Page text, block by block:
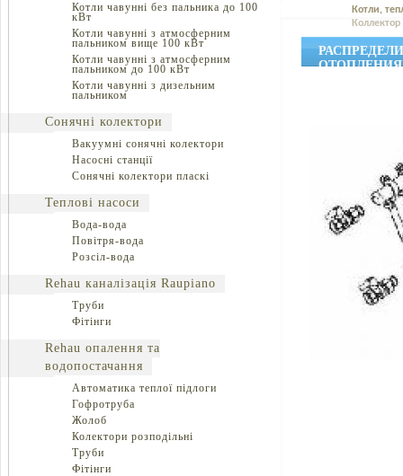
Котли чавунні без пальника до 100
кВт
Котли чавунні з атмосферним
пальником вище 100 кВт
Котли чавунні з атмосферним
пальником до 100 кВт
Котли чавунні з дизельним
пальником
Сонячні колектори
Вакуумні сонячні колектори
Насосні станції
Сонячні колектори пласкі
Теплові насоси
Вода-вода
Повітря-вода
Розсіл-вода
Rehau каналізація Raupiano
Труби
Фітінги
Rehau опалення та
водопостачання
Автоматика теплої підлоги
Гофротруба
Жолоб
Колектори розподільні
Труби
Фітінги
Котли,
ОТОПЛЕНИЯ